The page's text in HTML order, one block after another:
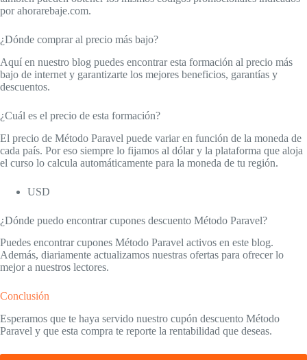
por ahorarebaje.com.
¿Dónde comprar al precio más bajo?
Aquí en nuestro blog puedes encontrar esta formación al precio más
bajo de internet y garantizarte los mejores beneficios, garantías y
descuentos.
¿Cuál es el precio de esta formación?
El precio de Método Paravel puede variar en función de la moneda de
cada país. Por eso siempre lo fijamos al dólar y la plataforma que aloja
el curso lo calcula automáticamente para la moneda de tu región.
USD
¿Dónde puedo encontrar cupones descuento Método Paravel?
Puedes encontrar cupones Método Paravel activos en este blog.
Además, diariamente actualizamos nuestras ofertas para ofrecer lo
mejor a nuestros lectores.
Conclusión
Esperamos que te haya servido nuestro cupón descuento Método
Paravel y que esta compra te reporte la rentabilidad que deseas.